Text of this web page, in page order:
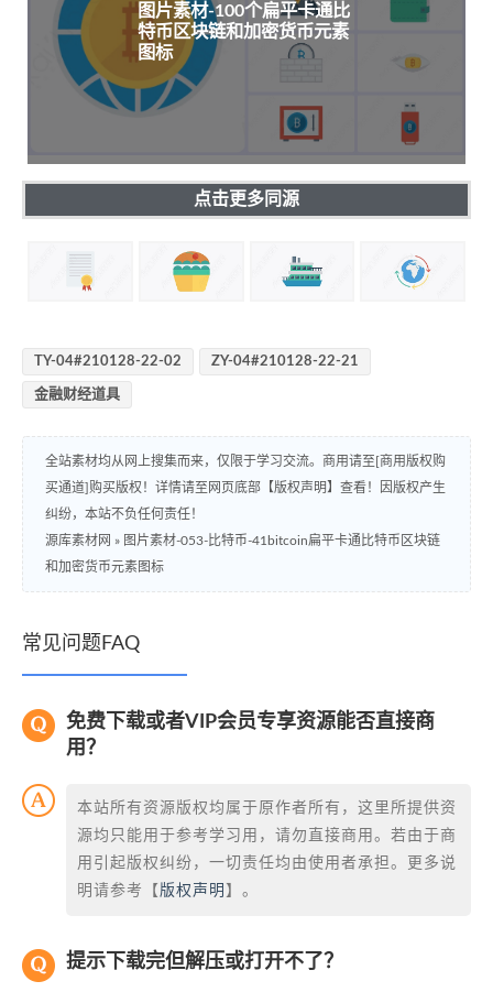
图片素材-100个扁平卡通比
特币区块链和加密货币元素
图标
点击更多同源
TY-04#210128-22-02 ZY-04#210128-22-21
金融财经道具
全站素材均从网上搜集而来，仅限于学习交流。商用请至[商用版权购
买通道]购买版权！详情请至网页底部【版权声明】查看！因版权产生
纠纷，本站不负任何责任！
源库素材网 » 图片素材-053-比特币-41bitcoin扁平卡通比特币区块链
和加密货币元素图标
常见问题FAQ
免费下载或者VIP会员专享资源能否直接商
用？
本站所有资源版权均属于原作者所有，这里所提供资
源均只能用于参考学习用，请勿直接商用。若由于商
用引起版权纠纷，一切责任均由使用者承担。更多说
明请参考【 版权声明 】。
提示下载完但解压或打开不了？